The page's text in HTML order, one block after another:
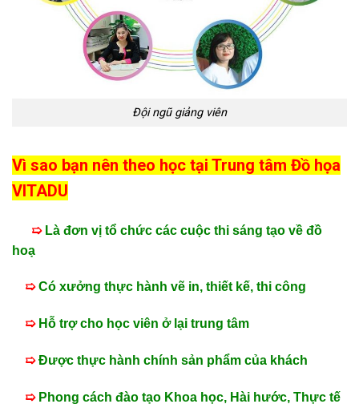
Đội ngũ giảng viên
Vì sao bạn nên theo học tại Trung tâm Đồ họa
VITADU
➯Là đơn vị tổ chức các cuộc thi sáng tạo về đồ
hoạ
➯Có xưởng thực hành vẽ in, thiết kế, thi công
➯Hỗ trợ cho học viên ở lại trung tâm
➯Được thực hành chính sản phẩm của khách
➯Phong cách đào tạo Khoa học, Hài hước, Thực tế